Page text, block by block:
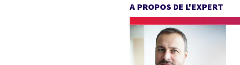
A PROPOS DE L'EXPERT